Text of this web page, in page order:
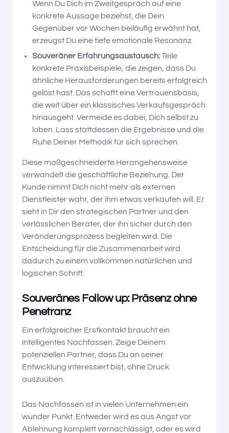
Wenn Du Dich im Zweitgespräch auf eine
konkrete Aussage beziehst, die Dein
Gegenüber vor Wochen beiläufig erwähnt hat,
erzeugst Du eine tiefe emotionale Resonanz.
Souveräner Erfahrungsaustausch:Teile
konkrete Praxisbeispiele, die zeigen, dass Du
ähnliche Herausforderungen bereits erfolgreich
gelöst hast. Das schafft eine Vertrauensbasis,
die weit über ein klassisches Verkaufsgespräch
hinausgeht. Vermeide es dabei, Dich selbst zu
loben. Lass stattdessen die Ergebnisse und die
Ruhe Deiner Methodik für sich sprechen.
Diese maßgeschneiderte Herangehensweise
verwandelt die geschäftliche Beziehung. Der
Kunde nimmt Dich nicht mehr als externen
Dienstleister wahr, der ihm etwas verkaufen will. Er
sieht in Dir den strategischen Partner und den
verlässlichen Berater, der ihn sicher durch den
Veränderungsprozess begleiten wird. Die
Entscheidung für die Zusammenarbeit wird
dadurch zu einem vollkommen natürlichen und
logischen Schritt.
Souveränes Follow up: Präsenz ohne
Penetranz
Ein erfolgreicher Erstkontakt braucht ein
intelligentes Nachfassen. Zeige Deinem
potenziellen Partner, dass Du an seiner
Entwicklung interessiert bist, ohne Druck
auszuüben.
Das Nachfassen ist in vielen Unternehmen ein
wunder Punkt. Entweder wird es aus Angst vor
Ablehnung komplett vernachlässigt, oder es wird